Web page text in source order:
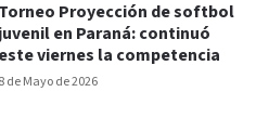
8 de Mayo de 2026
Torneo Proyección de softbol
en Paraná: continuó
este viernes la competencia